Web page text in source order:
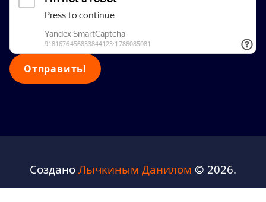
Создано Лычкиным Данилом © 2026.